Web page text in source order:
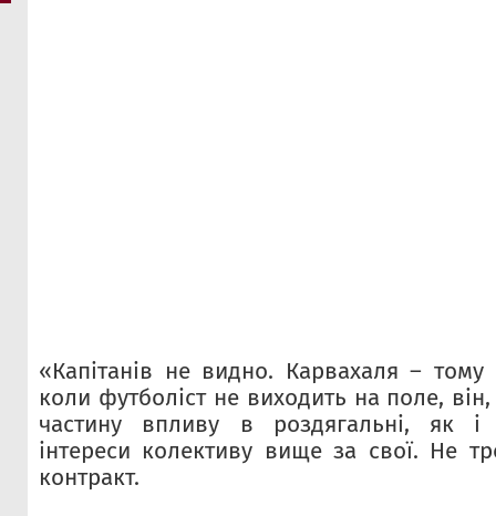
«Капітанів не видно. Карвахаля –
коли футболіст не виходить на поле,
частину впливу в роздягальні, як і
інтереси колективу вище за свої. Не
контракт.